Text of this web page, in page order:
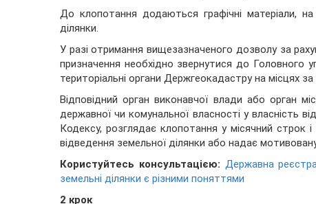
До клопотання додаються графічні матеріали,
ділянки.
У разі отримання вищезазначеного дозволу за
призначення необхідно звернутися до Головного
територіальні органи Держгеокадастру на місцях
Відповідний орган виконавчої влади або орган
державної чи комунальної власності у власність
Кодексу, розглядає клопотання у місячний
відведення земельної ділянки або надає
Користуйтесь консультацією: Державна
земельні ділянки є різними поняттями
2 крок